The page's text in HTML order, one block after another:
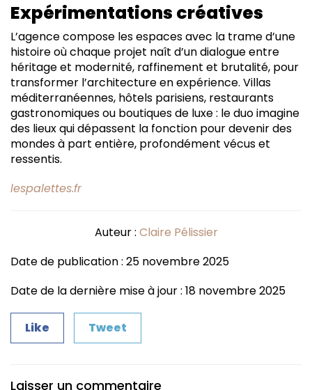
Expérimentations créatives
L’agence compose les espaces avec la trame d’une
histoire où chaque projet naît d’un dialogue entre
héritage et modernité, raffinement et brutalité, pour
transformer l’architecture en expérience. Villas
méditerranéennes, hôtels parisiens, restaurants
gastronomiques ou boutiques de luxe : le duo imagine
des lieux qui dépassent la fonction pour devenir des
mondes à part entière, profondément vécus et
ressentis.
lespalettes.fr
Auteur : Claire Pélissier
Date de publication : 25 novembre 2025
Date de la dernière mise à jour : 18 novembre 2025
Like Tweet
Laisser un commentaire